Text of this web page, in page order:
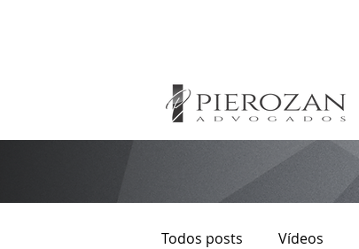
Todos posts Vídeos